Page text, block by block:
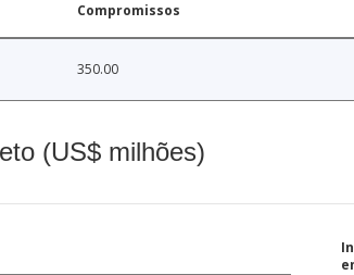
Compromissos
350.00
(US$ milhões)